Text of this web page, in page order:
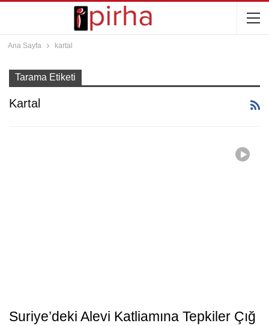
Ana Sayfa kartal
Tarama Etiketi
Kartal
Suriye’deki Alevi Katliamına Tepkiler Çığ